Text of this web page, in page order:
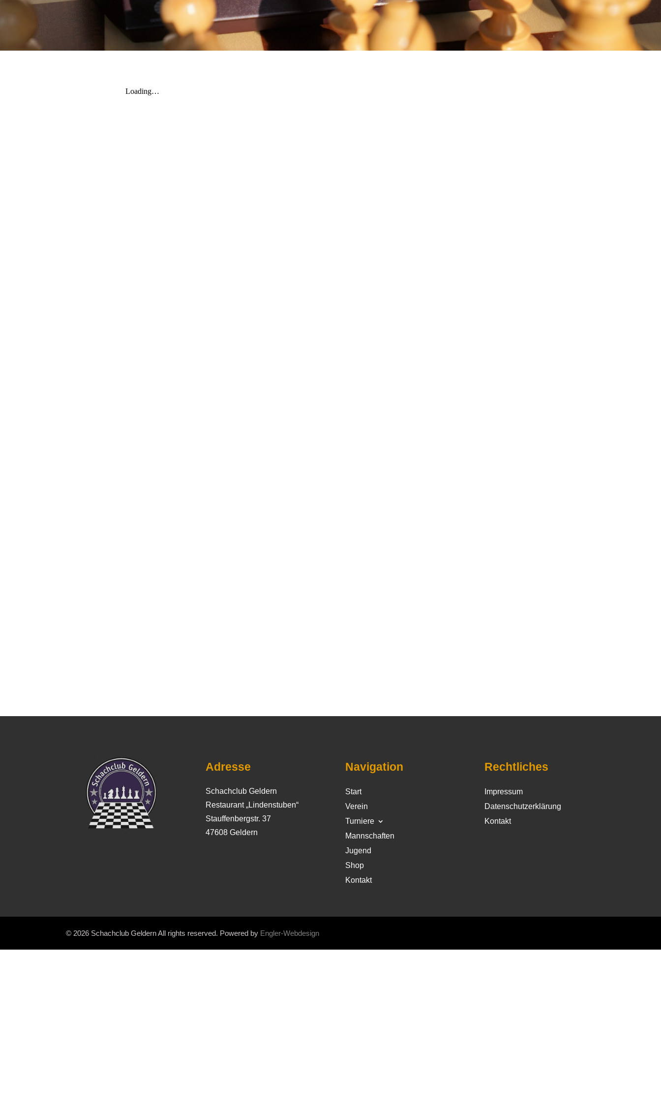
Adresse
Schachclub Geldern
Restaurant „Lindenstuben“
Stauffenbergstr. 37
47608 Geldern
Navigation
Start
Verein
Turniere
Mannschaften
Jugend
Shop
Kontakt
Rechtliches
Impressum
Datenschutzerklärung
Kontakt
© 2026 Schachclub Geldern All rights reserved. Powered by Engler-Webdesign